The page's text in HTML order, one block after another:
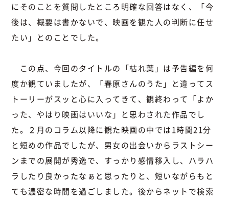
にそのことを質問したところ明確な回答はなく、「今
後は、概要は書かないで、映画を観た人の判断に任せ
たい」とのことでした。
この点、今回のタイトルの「枯れ葉」は予告編を何
度か観ていましたが、「春原さんのうた」と違ってス
トーリーがスッと心に入ってきて、観終わって「よか
った、やはり映画はいいな」と思わされた作品でし
た。２月のコラム以降に観た映画の中では1時間21分
と短めの作品でしたが、男女の出会いからラストシー
ンまでの展開が秀逸で、すっかり感情移入し、ハラハ
ラしたり良かったなぁと思ったりと、短いながらもと
ても濃密な時間を過ごしました。後からネットで検索